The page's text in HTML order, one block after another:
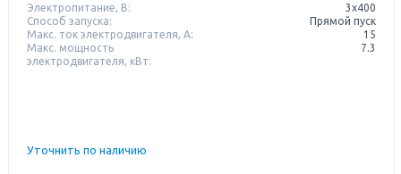
Электропитание, В:
3х400
Способ запуска:
Прямой пуск
Макс. ток электродвигателя, А:
15
Макс. мощность
электродвигателя, кВт:
7.3
Уточнить по наличию